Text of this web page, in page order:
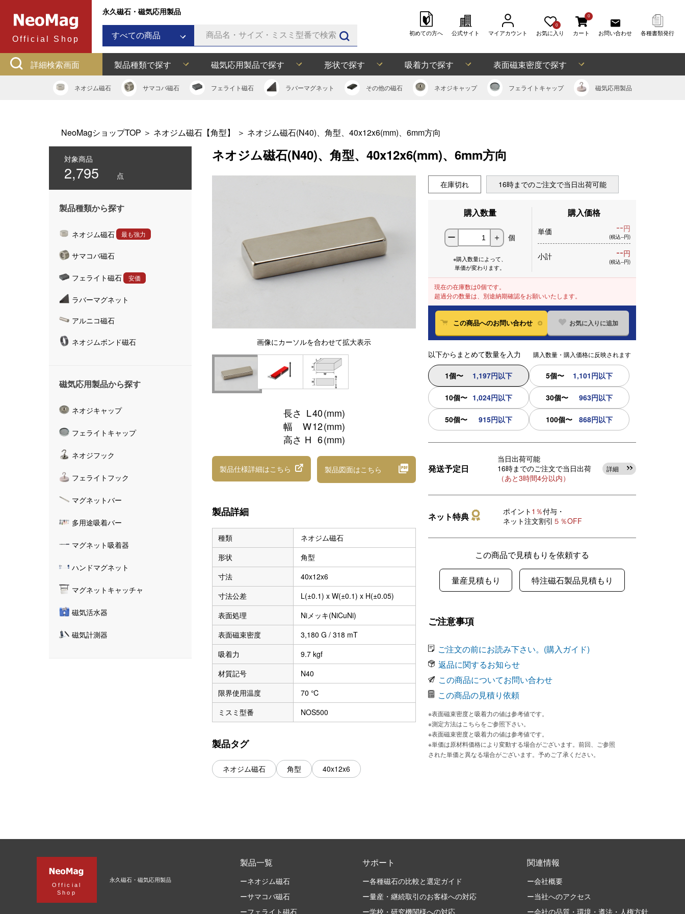
Official Shop
永久磁石・磁気応用製品
すべての商品
サマコバ磁石
フェライト磁石
ネオジムボンド磁石
ネオジフック
多用途吸着バー
マグネット吸着器
ハンドマグネット
マグネットキャッチャ
磁気活水器
磁気計測器
初めての方へ 公式サイト マイアカウント
0
お気に入り
0
カート お問い合わせ 各種書類発行
詳細検索画面 製品種類で探す 磁気応用製品で探す 形状で探す 吸着力で探す 表面磁束密度で探す
ネオジム磁石 サマコバ磁石 フェライト磁石 ラバーマグネット その他の磁石 ネオジキャップ フェライト キャップ 磁気応用製品
NeoMagショップTOP ＞ ネオジム磁石【角型】 ＞ ネオジム磁石(N40)、角型、40x12x6(mm)、6mm方向
対象商品
2,795 点
製品種類から探す
ネオジム磁石 最も強力
サマコバ磁石
フェライト磁石 安価
ラバーマグネット
アルニコ磁石
ネオジムボンド磁石
磁気応用製品から探す
ネオジキャップ
フェライトキャップ
ネオジフック
フェライトフック
マグネットバー
多用途吸着バー
マグネット吸着器
ハンドマグネット
マグネットキャッチャ
磁気活水器
磁気計測器
ネオジム磁石(N40)、角型、40x12x6(mm)、6mm方向
画像にカーソルを合わせて拡大表示
長さ L40(mm)
幅
W12(mm)
高さ H 6(mm)
製品仕様詳細はこちら 製品図面はこちら
製品詳細
種類
ネオジム磁石
形状
角型
寸法
40x12x6
寸法公差
L(±0.1) x W(±0.1) x H(±0.05)
表面処理
Niメッキ(NiCuNi)
表面磁束密度
3,180 G / 318 mT
吸着力
9.7 kgf
材質記号
N40
限界使用温度
70 ℃
ミスミ型番
NOS500
製品タグ
ネオジム磁石 角型 40x12x6
在庫切れ 16時までのご注文で当日出荷可能
購入数量
ー ＋ 個
※購入数量によって、
単価が変わります。
購入価格
単価 --円
(税込--円)
小計 --円
(税込--円)
現在の在庫数は0個です。
超過分の数量は、別途納期確認をお願いいたします。
この商品へのお問い合わせ お気に入りに追加
以下からまとめて数量を入力 購入数量・購入価格に反映されます
1個〜 1,197円以下 5個〜 1,101円以下
10個〜 1,024円以下 30個〜 963円以下
50個〜 915円以下 100個〜 868円以下
発送予定日
当日出荷可能
16時までのご注文で当日出荷
（あと3時間4分以内）
詳細
ネット特典 ポイント 1％付与・
ネット注文割引 ５％OFF
この商品で見積もりを依頼する
量産見積もり 特注磁石製品見積もり
ご注意事項
ご注文の前にお読み下さい。(購入ガイド)
返品に関するお知らせ
この商品についてお問い合わせ
この商品の見積り依頼
※表面磁束密度と吸着力の値は参考値です。
※測定方法はこちらをご参照下さい。
※表面磁束密度と吸着力の値は参考値です。
※単価は原材料価格により変動する場合がございます。前回、ご参照
された単価と異なる場合がございます。予めご了承ください。
Official
Shop
永久磁石・磁気応用製品
製品一覧
ーネオジム磁石
ーサマコバ磁石
ーフェライト磁石
サポート
ー各種磁石の比較と選定ガイド
ー量産・継続取引のお客様への対応
ー学校・研究機関様への対応
関連情報
ー会社概要
ー当社へのアクセス
ー会社の品質・環境・遵法・人権方針